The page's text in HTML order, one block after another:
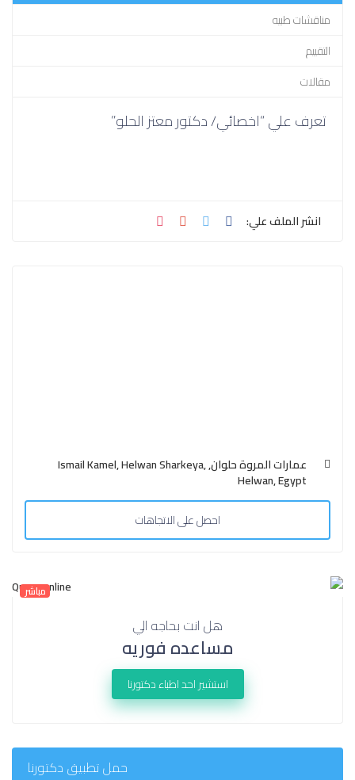
مناقشات طبيه
التقييم
مقالات
تعرف علي “اخصائي/ دكتور معتز الحلو”
انشر الملف علي:
عمارات المروة حلوان, Ismail Kamel, Helwan Sharkeya,
Helwan, Egypt
احصل على الاتجاهات
مباشر
هل انت بحاجه الي
مساعده فوريه
استشير احد اطباء دكتورنا
حمل تطبيق دكتورنا